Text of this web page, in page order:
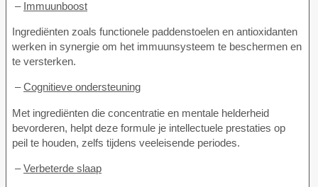
– Immuunboost
Ingrediënten zoals functionele paddenstoelen en antioxidanten
werken in synergie om het immuunsysteem te beschermen en
te versterken.
–Cognitieve ondersteuning
Met ingrediënten die concentratie en mentale helderheid
bevorderen, helpt deze formule je intellectuele prestaties op
peil te houden, zelfs tijdens veeleisende periodes.
–Verbeterde slaap